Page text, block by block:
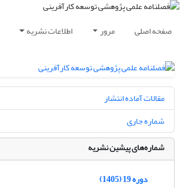
صفحه اصلی مرور اطلاعات نشریه
مقالات آماده انتشار
شماره جاری
شماره‌های پیشین نشریه
دوره 19 (1405)